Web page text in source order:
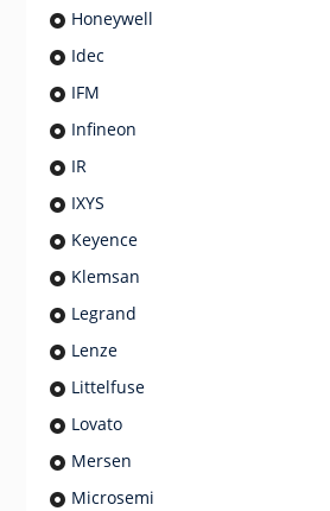
Honeywell
Idec
IFM
Infineon
IR
IXYS
Keyence
Klemsan
Legrand
Lenze
Littelfuse
Lovato
Mersen
Microsemi